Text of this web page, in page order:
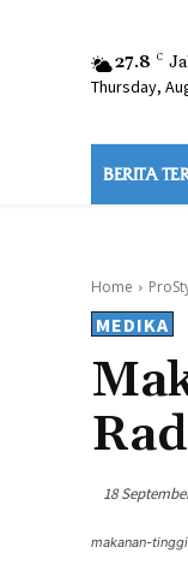
27.8 C
Thursday,
BERITA
Home
MEDIKA
18
makanan-